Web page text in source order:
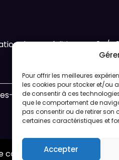
Pour offrir les meilleures
les cookies pour stocker et/ou
de consentir à ces
que le comportement de
pas consentir ou de retirer son
certaines caractéristiques et
Accepter
des expéditions en 24/
nous ?
cookies (UE)